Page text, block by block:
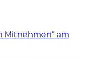
Mitnehmen“ am